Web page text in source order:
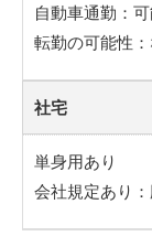
自動車通勤：
転勤の可能性
社宅
単身用あり
会社規定あり